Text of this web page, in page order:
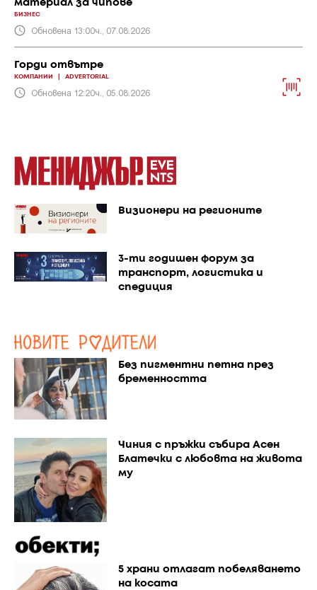
материал за чипове
БИЗНЕС
Обновена 13:00ч., 07.08.2026
Горди отвътре
КОМПАНИИ ADVERTORIAL
Обновена 12:20ч., 05.08.2026
Визионери на регионите
3-ти годишен форум за
транспорт, логистика и
спедиция
Без пигментни петна през
бременността
Чиния с пръжки събира Асен
Блатечки с любовта на живота
му
5 храни отлагат побеляването
на косата